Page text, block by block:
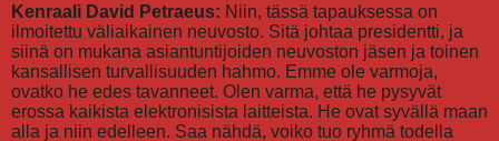
Kenraali David Petraeus: Niin, tässä tapauksessa on
ilmoitettu väliaikainen neuvosto. Sitä johtaa presidentti, ja
siinä on mukana asiantuntijoiden neuvoston jäsen ja toinen
kansallisen turvallisuuden hahmo. Emme ole varmoja,
ovatko he edes tavanneet. Olen varma, että he pysyvät
erossa kaikista elektronisista laitteista. He ovat syvällä maan
alla ja niin edelleen. Saa nähdä, voiko tuo ryhmä todella